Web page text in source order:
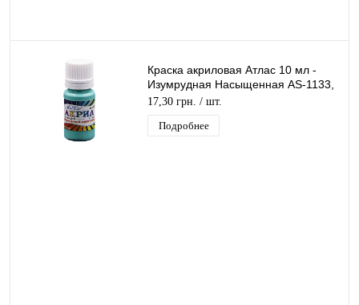
Краска акриловая Атлас 10 мл -
Изумрудная Насыщенная AS-1133,
А-043
17,30 грн. / шт.
Подробнее